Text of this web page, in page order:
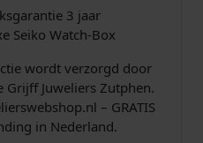
.
3 jaar
Seiko Watch-Box
wordt verzorgd door
Grijff Juweliers Zutphen.
– GRATIS
in Nederland.